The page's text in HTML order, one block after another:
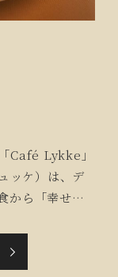
Café Lykke」
ッケ）は、デ
から「幸せ」
ポタージュ、